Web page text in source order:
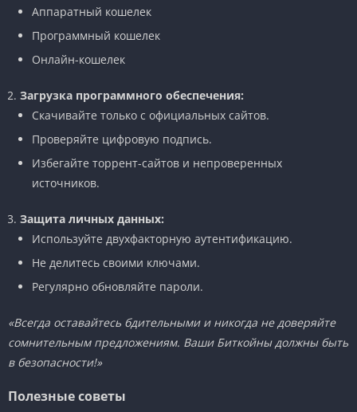
Аппаратный кошелек
Программный кошелек
Онлайн-кошелек
Загрузка программного обеспечения:
Скачивайте только с официальных сайтов.
Проверяйте цифровую подпись.
Избегайте торрент-сайтов и непроверенных
источников.
Защита личных данных:
Используйте двухфакторную аутентификацию.
Не делитесь своими ключами.
Регулярно обновляйте пароли.
«Всегда оставайтесь бдительными и никогда не доверяйте
сомнительным предложениям. Ваши Биткойны должны быть
в безопасности!»
Полезные советы